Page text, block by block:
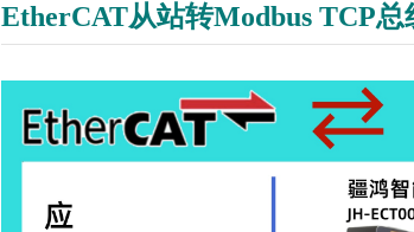
EtherCAT从站转Modbus TCP